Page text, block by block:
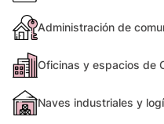
Administración de
Oficinas y espacios de
Naves industriales y